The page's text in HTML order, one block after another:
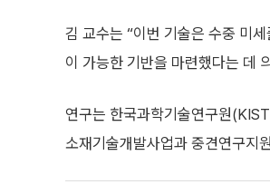
김 교수는 “이번 기술은 수중 미
이 가능한 기반을 마련했다는 데
연구는 한국과학기술연구원
소재기술개발사업과 중견연구지